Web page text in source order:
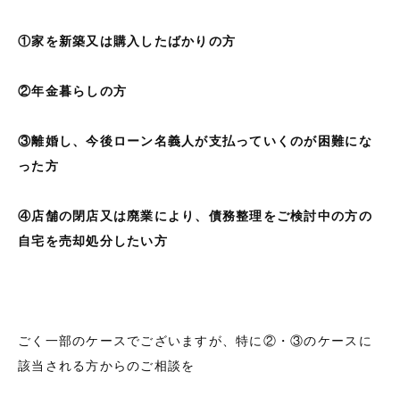
①家を新築又は購入したばかりの方
②年金暮らしの方
③離婚し、今後ローン名義人が支払っていくのが困難にな
った方
④店舗の閉店又は廃業により、債務整理をご検討中の方の
自宅を売却処分したい方
ごく一部のケースでございますが、特に②・③のケースに
該当される方からのご相談を